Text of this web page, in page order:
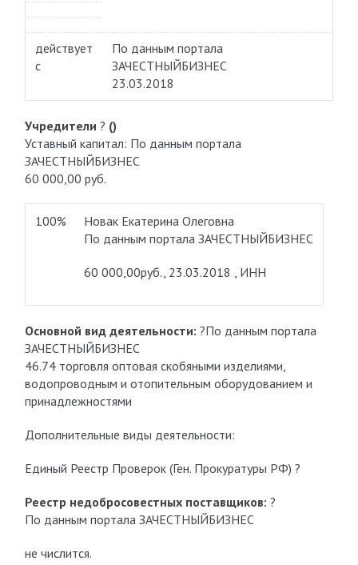
действует
с
По данным портала
ЗАЧЕСТНЫЙБИЗНЕС
23.03.2018
Учредители ? ()
Уставный капитал: По данным портала
ЗАЧЕСТНЫЙБИЗНЕС
60 000,00 руб.
100%
Новак Екатерина Олеговна
По данным портала ЗАЧЕСТНЫЙБИЗНЕС
60 000,00руб., 23.03.2018 , ИНН
Основной вид деятельности: ?По данным портала
ЗАЧЕСТНЫЙБИЗНЕС
46.74 торговля оптовая скобяными изделиями,
водопроводным и отопительным оборудованием и
принадлежностями
Дополнительные виды деятельности:
Единый Реестр Проверок (Ген. Прокуратуры РФ) ?
Реестр недобросовестных поставщиков: ?
По данным портала ЗАЧЕСТНЫЙБИЗНЕС
не числится.